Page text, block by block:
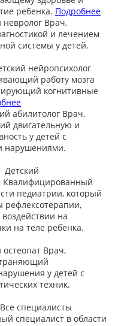
ребенка. Подробнее
невролог Врач,
и лечением
системы у детей.
нейропсихолог
работу мозга
когнитивные
абилитолог Врач,
двигательную и
у детей с
нарушениями.
Детский
Квалифицированный
педиатрии, который
рефлексотерапии,
на
на теле ребенка.
остеопат Врач,
у детей с
техник.
Все специалисты
специалист в области